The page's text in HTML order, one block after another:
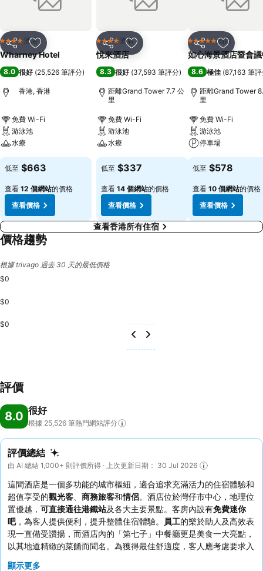
分享 放到收藏夾
4 星級 酒店
Wharney Hotel
8.0 很好 (25,526 筆評分)
香港, 香港
免費 Wi-Fi
游泳池
水療
低至 $663
查看 12 個網站的價格
查看價格
分享 放到收藏夾
4 星級 酒店
悅來酒店
8.3 很好 (37,593 筆評分)
距離Grand Tower 7.7 公
里
免費 Wi-Fi
游泳池
水療
低至 $337
查看 14 個網站的價格
查看價格
分享 放到收藏
5 星級 酒店
如心海景酒店暨會
8.6 極佳 (87,163 筆
距離Grand Tower
里
免費 Wi-Fi
游泳池
停車場
低至 $578
查看 10 個網站的價格
查看價格
查看香港所有住宿
價格趨勢
根據 trivago 過去 30 天的最低價格
$0
$0
$0
評價
8.0 很好
根據 25,526 筆熱門網站評分
評價總結
由 AI 總結 1,000+ 則評價所得 · 上次更新日期： 30 Jul 2026
這間酒店是一個多功能的城市樞紐，適合追求充滿活力的住宿體驗和
超值享受的觀光客 商務旅客和情侶。酒店位於灣仔市中心，地理位
置優越， 可直接通往港鐵站及各大主要景點。客房內設有免費迷你
吧，為客人提供便利，提升整體住宿體驗。 員工的樂於助人及高效表
現一直備受讚揚，而酒店內的「第七子」中餐廳更是美食一大亮點，
以其地道精緻的菜餚而聞名。為獲得最佳舒適度，客人應考慮要求入
顯示更多